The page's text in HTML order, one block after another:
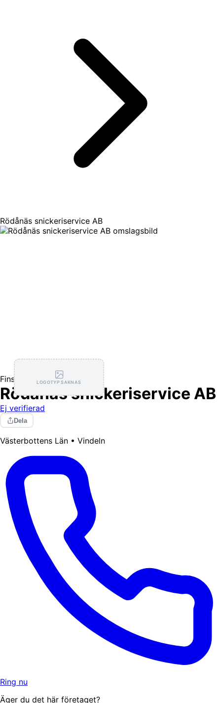
Rödånäs snickeriservice AB
LOGOTYP SAKNAS
Finsnickeri
Rödånäs snickeriservice AB
Ej verifierad
Dela
Västerbottens Län • Vindeln
Ring nu
Äger du det här företaget?